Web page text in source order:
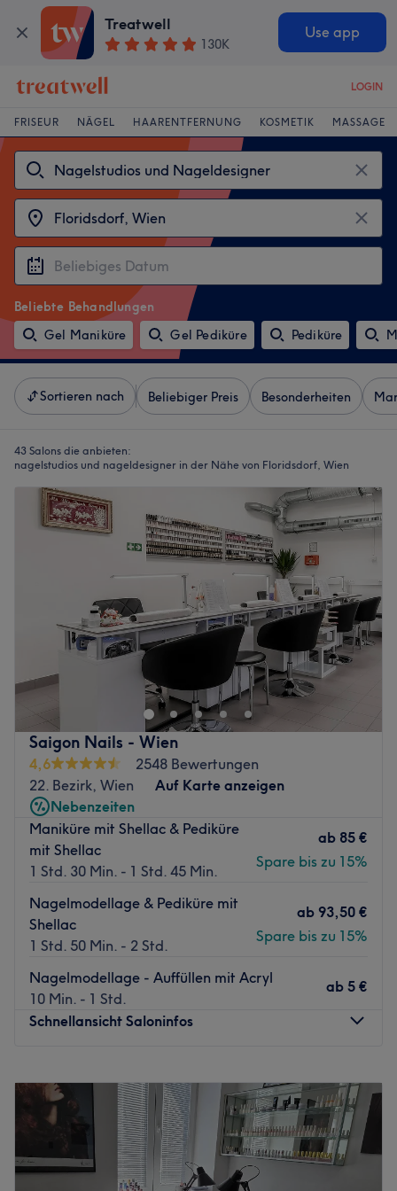
Treatwell
130K
Use app
LOGIN
FRISEUR NÄGEL HAARENTFERNUNG KOSMETIK MASSAGE
Beliebte Behandlungen
Gel Maniküre
Gel Pediküre Pediküre
Sortieren nach Beliebiger Preis Besonderheiten
43 Salons die anbieten:
nagelstudios und nageldesigner in der Nähe von Floridsdorf, Wien
Saigon Nails - Wien
4,6
2548 Bewertungen
22. Bezirk, Wien
Auf Karte anzeigen
Nebenzeiten
Maniküre mit Shellac & Pediküre
mit Shellac
1 Std. 30 Min. - 1 Std. 45 Min.
ab 85 €
Spare bis zu 15%
Nagelmodellage & Pediküre mit
Shellac
1 Std. 50 Min. - 2 Std.
ab 93,50 €
Spare bis zu 15%
Nagelmodellage - Auffüllen mit Acryl
10 Min. - 1 Std.
ab 5 €
Schnellansicht Saloninfos
Dienstag
08:00 – 20:00
Mittwoch
08:00–20:00
Donnerstag
08:00–20:00
Freitag
08:00–20:00
Samstag